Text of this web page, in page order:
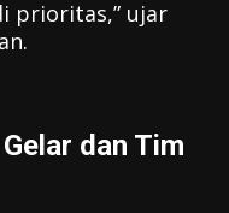
prioritas,” ujar
dan Tim